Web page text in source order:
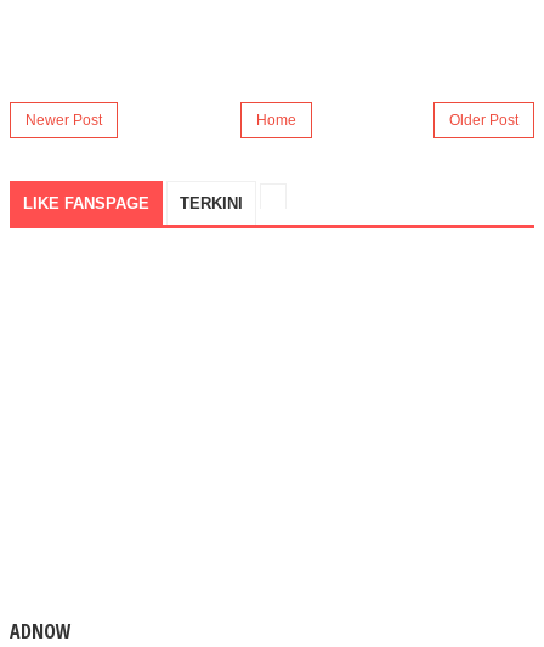
Newer Post Older Post
Home
LIKE FANSPAGE TERKINI
ADNOW